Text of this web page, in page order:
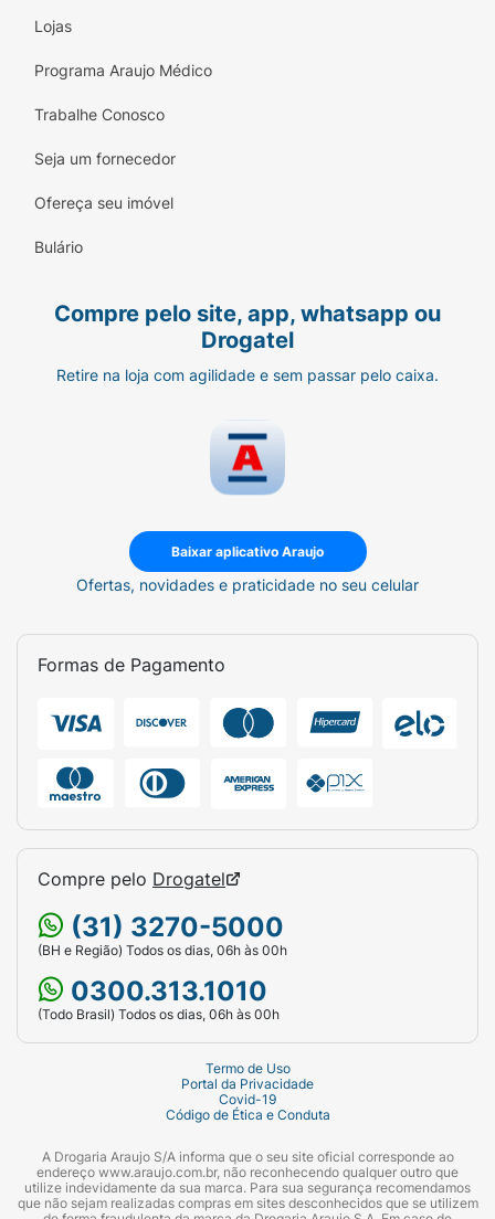
Lojas
Programa Araujo Médico
Trabalhe Conosco
Seja um fornecedor
Ofereça seu imóvel
Bulário
Compre pelo site, app, whatsapp ou
Drogatel
Retire na loja com agilidade e sem passar pelo caixa.
Baixar aplicativo Araujo
Ofertas, novidades e praticidade no seu celular
Formas de Pagamento
Compre pelo Drogatel
(31) 3270-5000
(BH e Região) Todos os dias, 06h às 00h
0300.313.1010
(Todo Brasil) Todos os dias, 06h às 00h
Termo de Uso
Portal da Privacidade
Covid-19
Código de Ética e Conduta
A Drogaria Araujo S/A informa que o seu site oficial corresponde ao
endereço www.araujo.com.br, não reconhecendo qualquer outro que
utilize indevidamente da sua marca. Para sua segurança recomendamos
que não sejam realizadas compras em sites desconhecidos que se utilizem